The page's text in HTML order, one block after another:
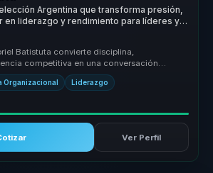
Argentina que transforma presión,
en liderazgo y rendimiento para líderes y
Batistuta convierte disciplina,
competitiva en una conversación
P...
Organizacional Liderazgo
Ver Perfil